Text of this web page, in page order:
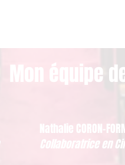
Mon équipe
Nathalie CORON-
Collaboratrice en